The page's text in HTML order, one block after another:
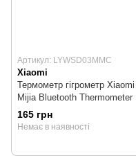
Артикул: LYWSD03MMC
Xiaomi
Термометр гігрометр Xiaomi
Mijia Bluetooth Thermometer 2
(LYWSD03MMC)
165 грн
Немає в наявності